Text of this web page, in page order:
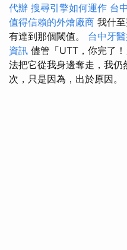
代辦 搜尋引擎如何運作 台
值得信賴的外燴廠商 我什
有達到那個閾值。 台中牙
資訊 儘管「UTT，你完了
法把它從我身邊奪走，我
次，只是因為，出於原因。